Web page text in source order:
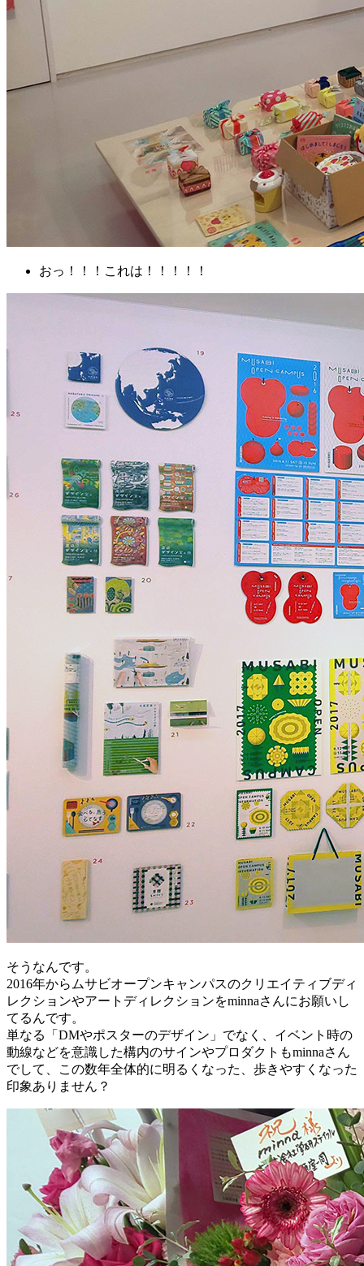
おっ！！！これは！！！！！
そうなんです。
2016年からムサビオープンキャンパスのクリエイティブディ
レクションやアートディレクションをminnaさんにお願いし
てるんです。
単なる「DMやポスターのデザイン」でなく、イベント時の
動線などを意識した構内のサインやプロダクトもminnaさん
でして、この数年全体的に明るくなった、歩きやすくなった
印象ありません？